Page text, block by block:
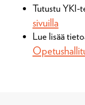
Tutustu YKI-
sivuilla
Lue lisää